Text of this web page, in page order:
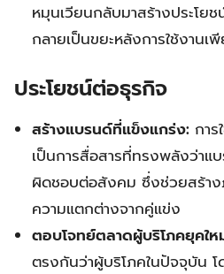
หมุนเวียนกลับมาสร้างประโย
กลายเป็นขยะหลังการใช้งานเ
ประโยชน์ต่อธุรกิจ
สร้างแบรนด์ที่แข็งแกร่ง: กา
เป็นการสื่อสารที่ทรงพลังว่าแ
ผิดชอบต่อสังคม ซึ่งช่วยสร้า
ความแตกต่างจากคู่แข่ง
ตอบโจทย์ตลาดผู้บริโภคยุคให
ตรงกันว่าผู้บริโภคในปัจจุบัน